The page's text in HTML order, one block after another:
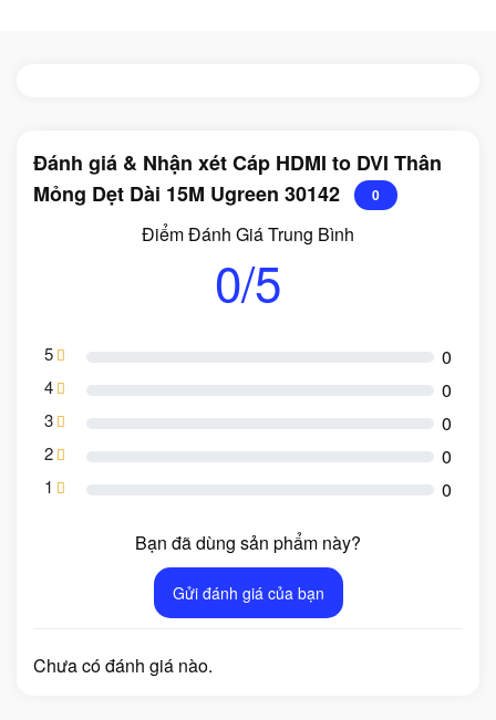
Đánh giá & Nhận xét Cáp HDMI to DVI Thân
Mỏng Dẹt Dài 15M Ugreen 30142
0
Điểm Đánh Giá Trung Bình
0/5
5 0
4 0
3 0
2 0
1 0
Bạn đã dùng sản phẩm này?
Gửi đánh giá của bạn
Chưa có đánh giá nào.